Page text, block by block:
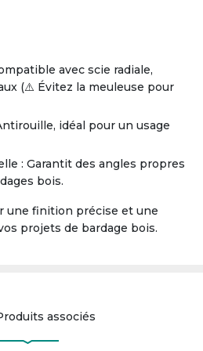
avec scie radiale,
(⚠️ Évitez la meuleuse pour
idéal pour un usage
: Garantit des angles propres
bois.
une finition précise et une
projets de bardage bois.
associés